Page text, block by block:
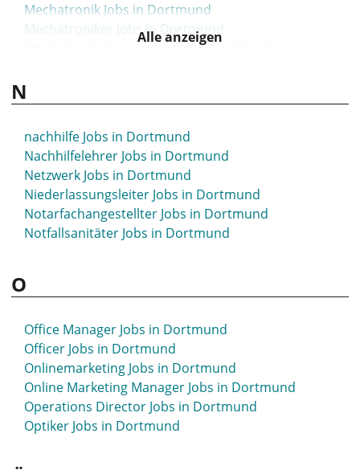
Mechatronik Jobs in Dortmund
Mechatroniker Jobs in Dortmund
Mechatronik Ingenieur Jobs in Dortmund
Medical Manager Jobs in Dortmund
Medien Jobs in Dortmund
Medizinische Fachangestellte Jobs in Dortmund
Medizinischer Fachangestellte Jobs in Dortmund
Medizintechnik Jobs in Dortmund
Meister Jobs in Dortmund
Metallbau Jobs in Dortmund
Metallbauer Jobs in Dortmund
Mfa Jobs in Dortmund
Minijob Jobs in Dortmund
Montage Jobs in Dortmund
Alle anzeigen
N
nachhilfe Jobs in Dortmund
Nachhilfelehrer Jobs in Dortmund
Netzwerk Jobs in Dortmund
Niederlassungsleiter Jobs in Dortmund
Notarfachangestellter Jobs in Dortmund
Notfallsanitäter Jobs in Dortmund
O
Office Manager Jobs in Dortmund
Officer Jobs in Dortmund
Onlinemarketing Jobs in Dortmund
Online Marketing Manager Jobs in Dortmund
Operations Director Jobs in Dortmund
Optiker Jobs in Dortmund